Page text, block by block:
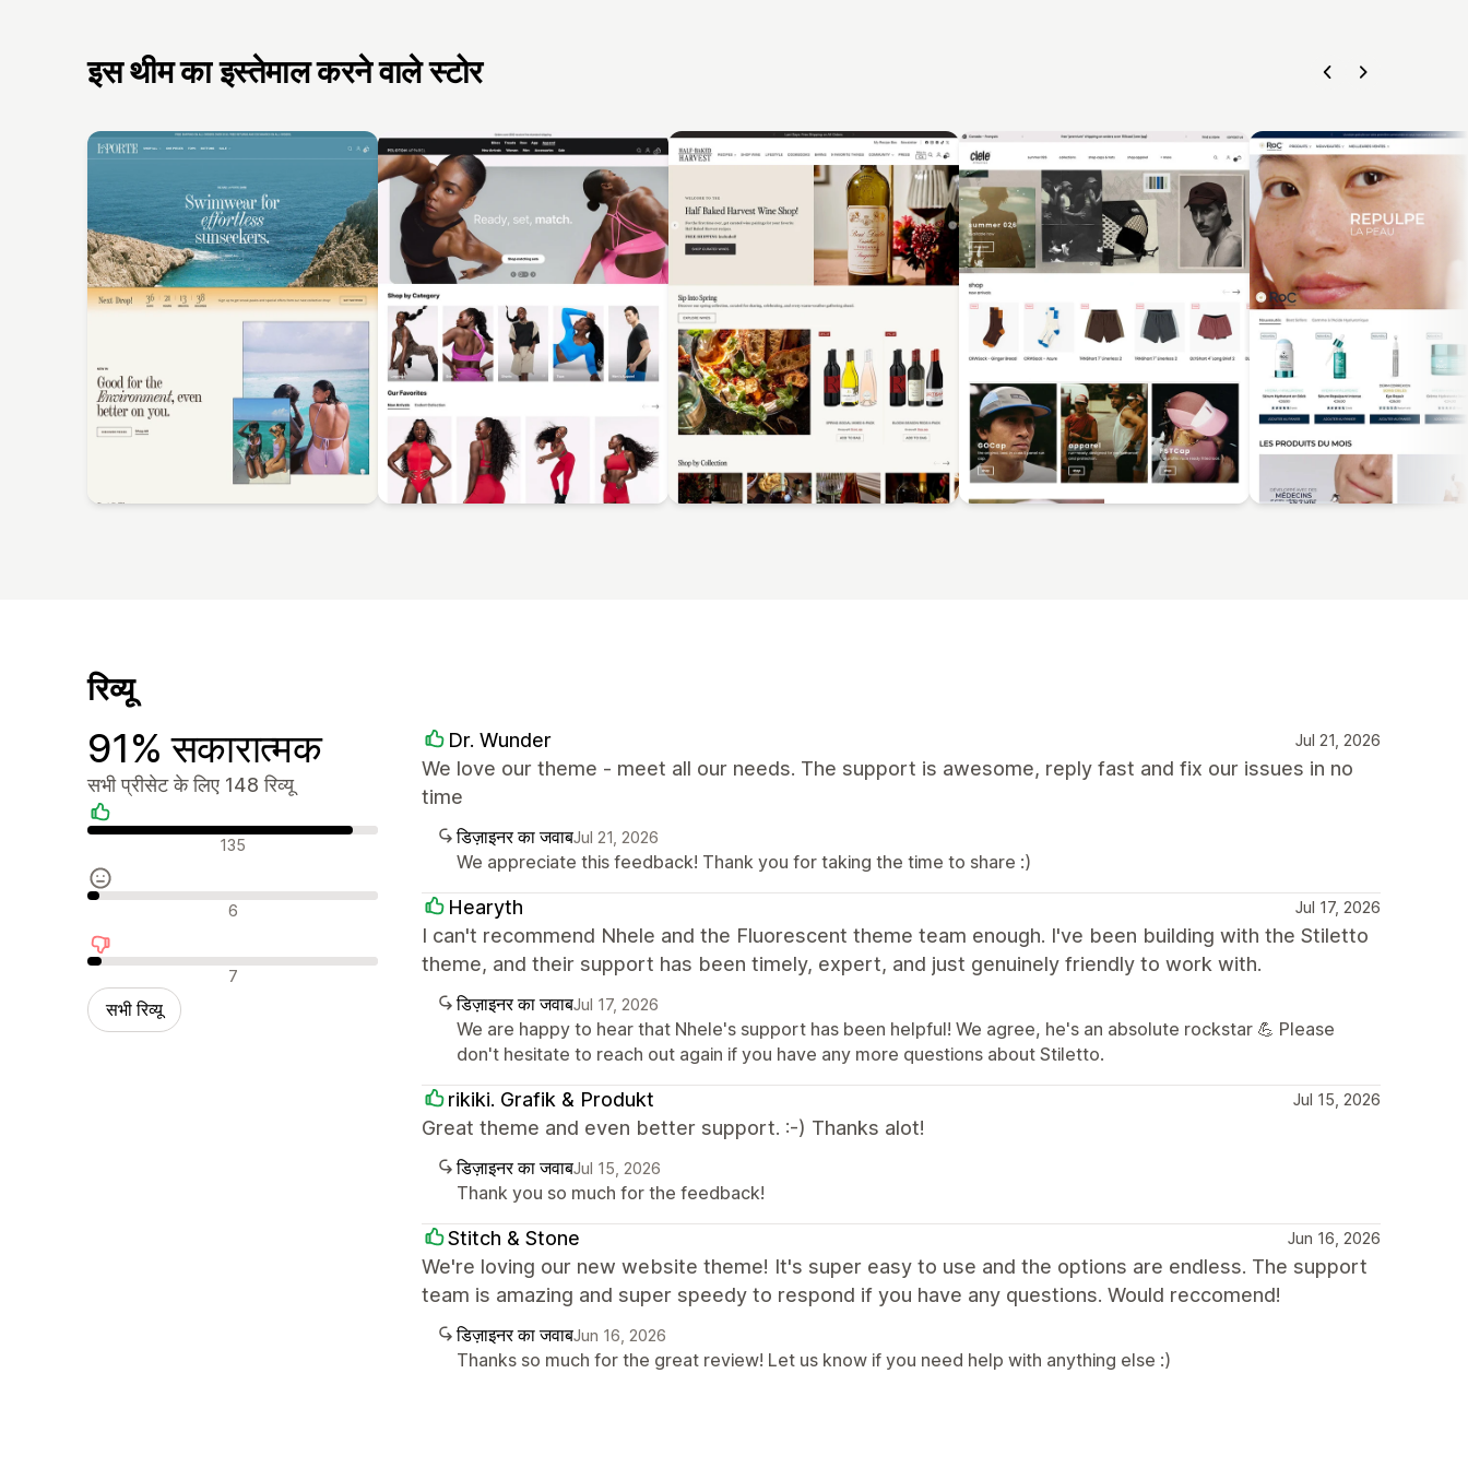
इस थीम का इस्तेमाल करने वाले स्टोर
रिव्यू
91% सकारात्मक
सभी प्रीसेट के लिए 148 रिव्यू
सकारात्मक रिव्यू 135
न्यूट्रल रिव्यू 6
नकारात्मक रिव्यू 7
सभी रिव्यू
Dr. Wunder Jul 21, 2026
We love our theme - meet all our needs. The support is awesome, reply fast and fix our issues in no
time
डिज़ाइनर का जवाबJul 21, 2026
We appreciate this feedback! Thank you for taking the time to share :)
Hearyth Jul 17, 2026
I can't recommend Nhele and the Fluorescent theme team enough. I've been building with the Stiletto
theme, and their support has been timely, expert, and just genuinely friendly to work with.
डिज़ाइनर का जवाबJul 17, 2026
We are happy to hear that Nhele's support has been helpful! We agree, he's an absolute rockstar 💪 Please
don't hesitate to reach out again if you have any more questions about Stiletto.
rikiki. Grafik & Produkt Jul 15, 2026
Great theme and even better support. :-) Thanks alot!
डिज़ाइनर का जवाबJul 15, 2026
Thank you so much for the feedback!
Stitch & Stone Jun 16, 2026
We're loving our new website theme! It's super easy to use and the options are endless. The support
team is amazing and super speedy to respond if you have any questions. Would reccomend!
डिज़ाइनर का जवाबJun 16, 2026
Thanks so much for the great review! Let us know if you need help with anything else :)